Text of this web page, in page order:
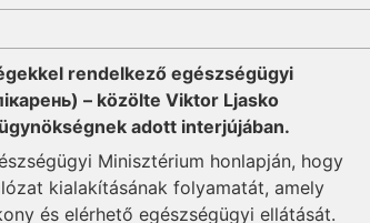
rendelkező egészségügyi
– közölte Viktor Ljasko
adott interjújában.
Minisztérium honlapján, hogy
kialakításának folyamatát, amely
és elérhető egészségügyi ellátását.